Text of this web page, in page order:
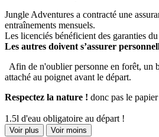
Jungle Adventures a contracté une
entraînements mensuels.
Les licenciés bénéficient des garanties
Les autres doivent s’assurer
Afin de n'oublier personne en forêt, un
attaché au poignet avant le départ.
Respectez la nature ! donc pas le
1.5l d'eau obligatoire au départ !
Voir plus Voir moins